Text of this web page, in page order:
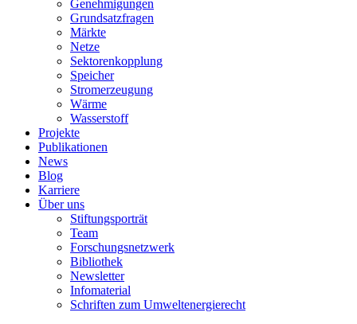
Genehmigungen
Grundsatzfragen
Märkte
Netze
Sektorenkopplung
Speicher
Stromerzeugung
Wärme
Wasserstoff
Projekte
Publikationen
News
Blog
Karriere
Über uns
Stiftungsporträt
Team
Forschungsnetzwerk
Bibliothek
Newsletter
Infomaterial
Schriften zum Umweltenergierecht